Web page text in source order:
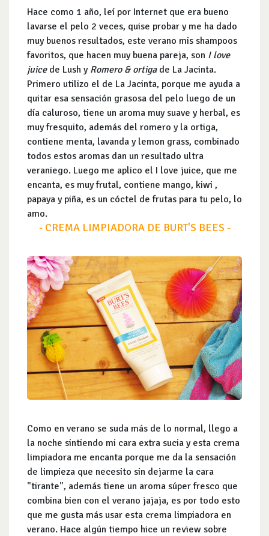
Hace como 1 año, leí por Internet que era bueno
lavarse el pelo 2 veces, quise probar y me ha dado
muy buenos resultados, este verano mis shampoos
favoritos, que hacen muy buena pareja, son I love
juicede Lush y Romero & ortigade La Jacinta.
Primero utilizo el de La Jacinta, porque me ayuda a
quitar esa sensación grasosa del pelo luego de un
día caluroso, tiene un aroma muy suave y herbal, es
muy fresquito, además del romero y la ortiga,
contiene menta, lavanda y lemon grass, combinado
todos estos aromas dan un resultado ultra
veraniego. Luego me aplico el I love juice, que me
encanta, es muy frutal, contiene mango, kiwi ,
papaya y piña, es un cóctel de frutas para tu pelo, lo
amo.
- CREMA LIMPIADORA DE BURT'S BEES -
Como en verano se suda más de lo normal, llego a
la noche sintiendo mi cara extra sucia y esta crema
limpiadora me encanta porque me da la sensación
de limpieza que necesito sin dejarme la cara
"tirante", además tiene un aroma súper fresco que
combina bien con el verano jajaja, es por todo esto
que me gusta más usar esta crema limpiadora en
verano. Hace algún tiempo hice un review sobre